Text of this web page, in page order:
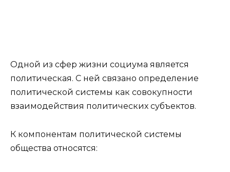
Одной из сфер жизни социума является
политическая. С ней связано определение
политической системы как совокупности
взаимодействия политических субъектов.
К компонентам политической системы
общества относятся: